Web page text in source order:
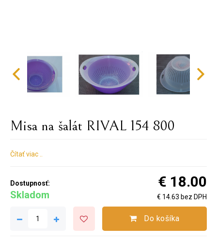
Misa na šalát RIVAL 154 800
Čítať viac ..
Dostupnosť:
Skladom
€ 18.00
€ 14.63 bez DPH
Do košíka